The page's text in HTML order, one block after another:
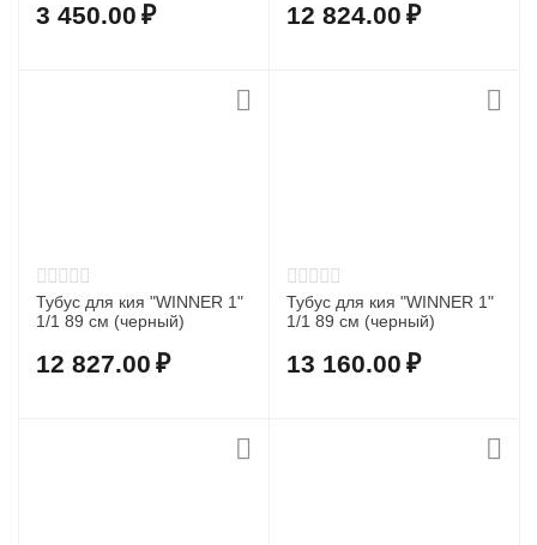
3 450.00 ₽ 12 824.00 ₽
Тубус для кия "WINNER 1"
1/1 89 см (черный)
12 827.00 ₽
Тубус для кия "WINNER 1"
1/1 89 см (черный)
13 160.00 ₽